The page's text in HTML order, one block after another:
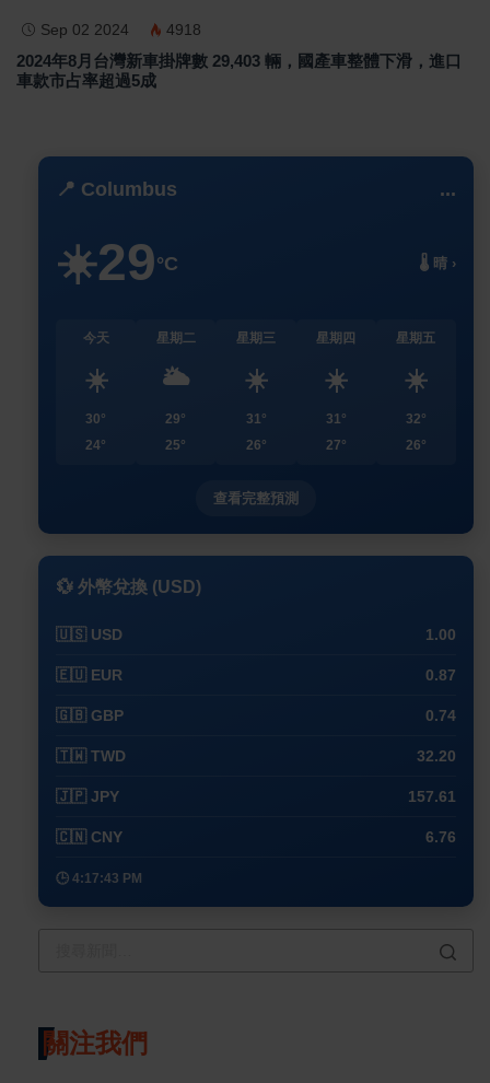
Sep 02 2024 4918
2024年8月台灣新車掛牌數 29,403 輛，國產車整體下滑，進口
車款市占率超過5成
📍 Columbus ...
☀️29°C 🌡️ 晴 ›
今天
☀️
30°
24°
星期二
🌥️
29°
25°
星期三
☀️
31°
26°
星期四
☀️
31°
27°
星期五
☀️
32°
26°
查看完整預測
💱 外幣兌換 (USD)
🇺🇸 USD 1.00
🇪🇺 EUR 0.87
🇬🇧 GBP 0.74
🇹🇼 TWD 32.20
🇯🇵 JPY 157.61
🇨🇳 CNY 6.76
🕒 4:17:43 PM
關注我們